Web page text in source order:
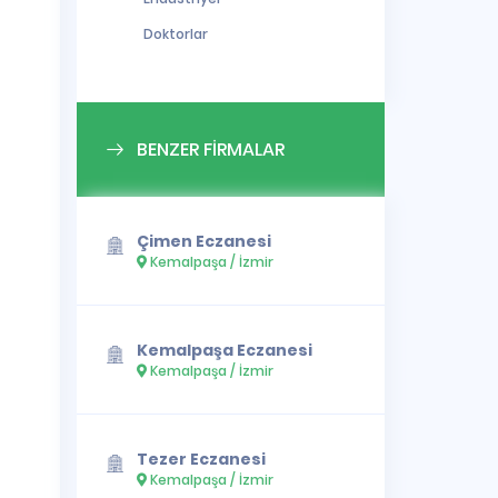
Doktorlar
BENZER FİRMALAR
Çimen Eczanesi
Kemalpaşa / İzmir
Kemalpaşa Eczanesi
Kemalpaşa / İzmir
Tezer Eczanesi
Kemalpaşa / İzmir